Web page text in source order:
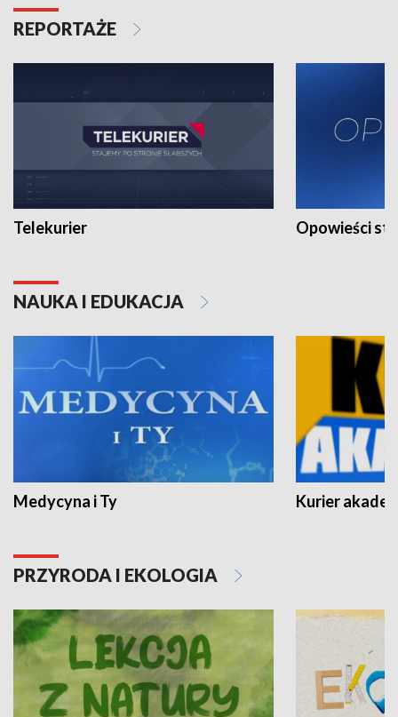
REPORTAŻE
Telekurier Opowieści
NAUKA I EDUKACJA
Medycyna i Ty Kurier
PRZYRODA I EKOLOGIA